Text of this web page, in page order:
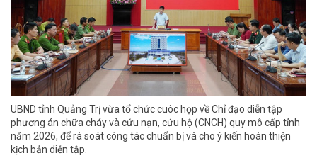
UBND tỉnh Quảng Trị vừa tổ chức cuôc họp về Chỉ đạo diễn tập
phương án chữa cháy và cứu nạn, cứu hộ (CNCH) quy mô cấp tỉnh
năm 2026, để rà soát công tác chuẩn bị và cho ý kiến hoàn thiện
kịch bản diễn tập.